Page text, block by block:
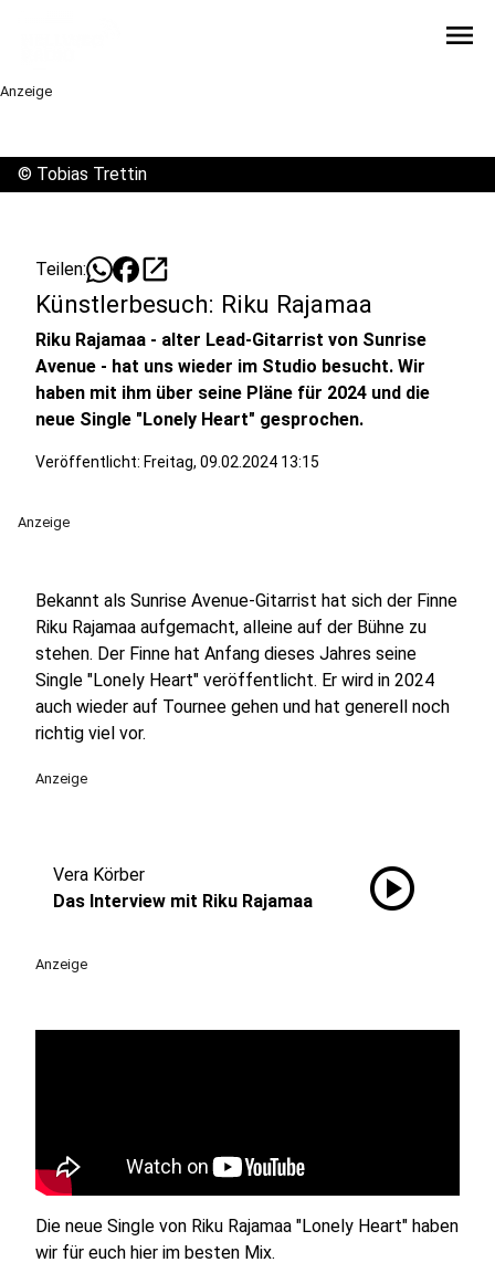
menu
Anzeige
© Tobias Trettin
Teilen: open_in_new
Künstlerbesuch: Riku Rajamaa
Riku Rajamaa - alter Lead-Gitarrist von Sunrise
Avenue - hat uns wieder im Studio besucht. Wir
haben mit ihm über seine Pläne für 2024 und die
neue Single "Lonely Heart" gesprochen.
Veröffentlicht: Freitag, 09.02.2024 13:15
Anzeige
Bekannt als Sunrise Avenue-Gitarrist hat sich der Finne
Riku Rajamaa aufgemacht, alleine auf der Bühne zu
stehen. Der Finne hat Anfang dieses Jahres seine
Single "Lonely Heart" veröffentlicht. Er wird in 2024
auch wieder auf Tournee gehen und hat generell noch
richtig viel vor.
Anzeige
Vera Körber
Das Interview mit Riku Rajamaa
play_circle
Anzeige
Die neue Single von Riku Rajamaa "Lonely Heart" haben
wir für euch hier im besten Mix.